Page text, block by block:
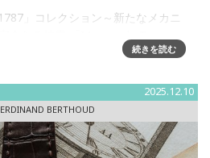
」コレクション～新たなメカニ
クロノメトリー・フェルディナン
続きを読む
2025.12.10
BERTHOUD